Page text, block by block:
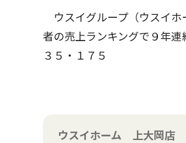
ウスイグループ（ウスイホ
者の売上ランキングで９年
３５・１７５
ウスイホーム 上大岡店